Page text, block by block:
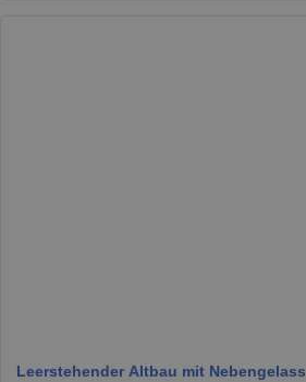
Leerstehender Altbau mit Nebengelass